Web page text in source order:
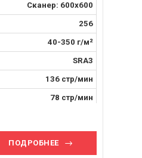
Сканер: 600x600
256
40-350 г/м²
SRA3
136 стр/мин
78 стр/мин
ПОДРОБНЕЕ